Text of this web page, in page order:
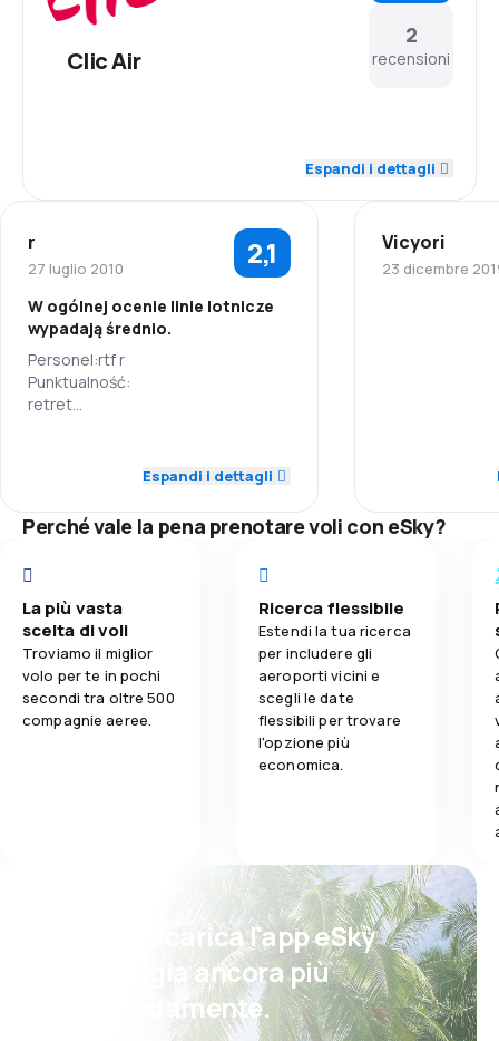
Clic Air
2
recensioni
3,0
Prezzi dei biglietti
Comfort di viaggio
Espandi i dettagli
r
27 luglio 2010 2,1
W ogólnej ocenie linie lotnicze
wypadają średnio.
Personel:rtf r
Punktualność:
retret
Komfort podróży:
fg
fgd
Posiłki:
sfg
1,0
Prezzi dei biglietti 1,0
Comfort di viaggio 4,0
Trasporto del bagaglio 4,0
3,0
Espandi i dettagli
Vicyori
23 dicembre
Trasporto
Perché vale la pena prenotare voli con eSky?
La più vasta
scelta di voli
Troviamo il miglior
volo per te in pochi
secondi tra oltre 500
compagnie aeree.
Ricerca flessibile
Estendi la tua ricerca
per includere gli
aeroporti vicini e
scegli le date
flessibili per trovare
l'opzione più
economica.
Psst! Scarica l'app eSky
e viaggia ancora più
comodamente.